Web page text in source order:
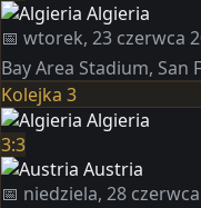
Algieria
📅 wtorek, 23 czerwca
Bay Area Stadium, San
Kolejka 3
Algieria
3:3
Austria
📅 niedziela, 28